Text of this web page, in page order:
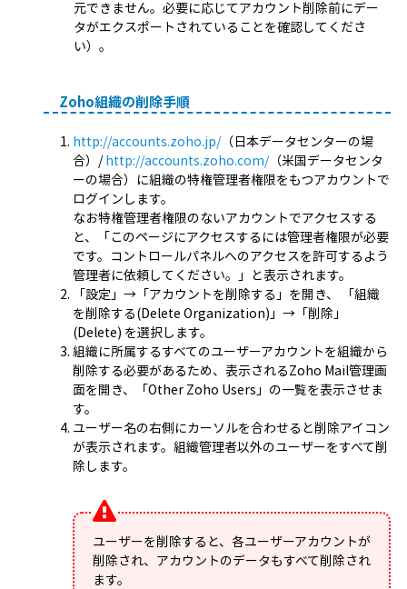
元できません。必要に応じてアカウント削除前にデー
タがエクスポートされていることを確認してくださ
い）。
Zoho組織の削除手順
http://accounts.zoho.jp/（日本データセンターの場
合）/http://accounts.zoho.com/（米国データセンタ
ーの場合）に組織の特権管理者権限をもつアカウントで
ログインします。
なお特権管理者権限のないアカウントでアクセスする
と、「このページにアクセスするには管理者権限が必要
です。コントロールパネルへのアクセスを許可するよう
管理者に依頼してください。」と表示されます。
「設定」→「アカウントを削除する」を開き、 「組織
を削除する(Delete Organization)」→「削除」
(Delete) を選択します。
組織に所属するすべてのユーザーアカウントを組織から
削除する必要があるため、表示されるZoho Mail管理画
面を開き、「Other Zoho Users」の一覧を表示させま
す。
ユーザー名の右側にカーソルを合わせると削除アイコン
が表示されます。組織管理者以外のユーザーをすべて削
除します。
ユーザーを削除すると、各ユーザーアカウントが
削除され、アカウントのデータもすべて削除され
ます。